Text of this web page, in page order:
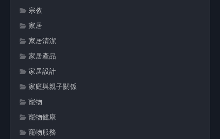
宗教
家居
家居清潔
家居產品
家居設計
家庭與親子關係
寵物
寵物健康
寵物服務